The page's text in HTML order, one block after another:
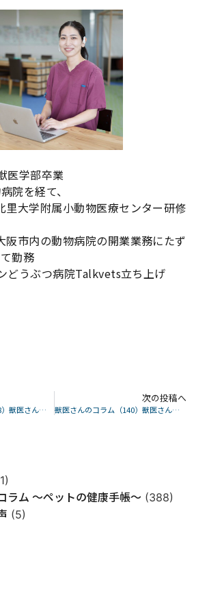
医学部卒業
院を経て、
里大学附属小動物医療センター研修
阪市内の動物病院の開業業務にたず
勤務
どうぶつ病院Talkvets立ち上げ
獣医さんのコラム（138）獣医さんが解説するねこちゃんの皮膚炎？それ腫瘍です
次の投稿へ
獣医さんのコラム（140）獣医さんが解説する治療しづらい嫌な腫瘍の新たな治療法の可能性
ラム 〜ペットの健康手帳〜 (388)
(5)